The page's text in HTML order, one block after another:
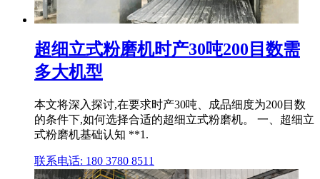
超细立式粉磨机时产30吨200目数需
多大机型
本文将深入探讨,在要求时产30吨、成品细度为200目数
的条件下,如何选择合适的超细立式粉磨机。 一、超细立
式粉磨机基础认知 **1.
联系电话: 180 3780 8511